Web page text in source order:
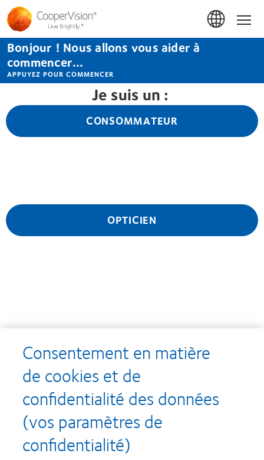
Aller
au
contenu
principal
Bonjour ! Nous allons vous aider à
commencer...
APPUYEZ POUR COMMENCER
Je suis un :
CONSOMMATEUR
OPTICIEN
Recompenses
Consentement en matière
de cookies et de
confidentialité des données
(vos paramètres de
confidentialité)